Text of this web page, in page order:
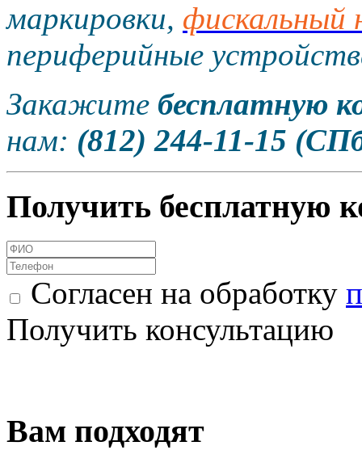
маркировки, фискальный
периферийные
Закажите бесплатную
нам: (812) 244-11-15
Получить бесплатную
Согласен на обработку
Получить консультацию
Вам подходят